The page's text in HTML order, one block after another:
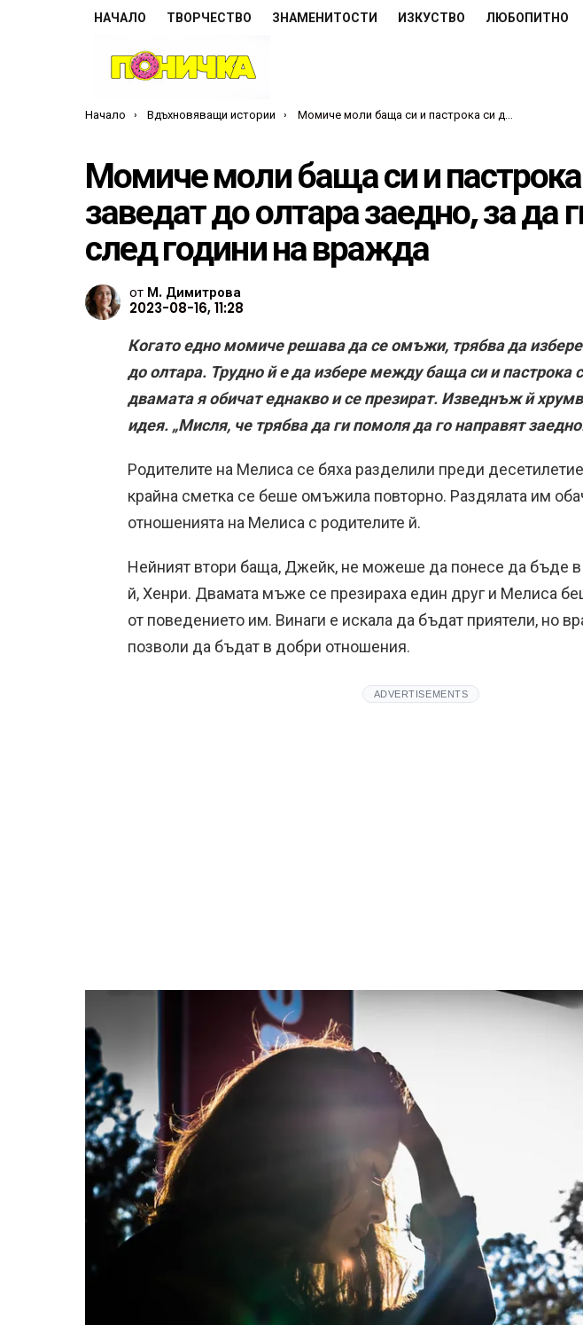
НАЧАЛО ТВОРЧЕСТВО ЗНАМЕНИТОСТИ ИЗКУСТВО ЛЮБОПИТНО
Ти си тук:
Начало Вдъхновяващи истории Момиче моли баща си и пастрока си да я заведат до олтара заедно, за да ги помири след години на вражда
Момиче моли баща си и пастрока
заведат до олтара заедно, за да
след години на вражда
от М. Димитрова
2023-08-16, 11:28
Когато едно момиче решава да се омъжи, трябва да избере
до олтара. Трудно й е да избере между баща си и пастрока
двамата я обичат еднакво и се презират. Изведнъж й
идея. „Мисля, че трябва да ги помоля да го направят
Родителите на Мелиса се бяха разделили преди
крайна сметка се беше омъжила повторно. Раздялата им
отношенията на Мелиса с родителите й.
Нейният втори баща, Джейк, не можеше да понесе да бъде в
й, Хенри. Двамата мъже се презираха един друг и Мелиса
от поведението им. Винаги е искала да бъдат приятели, но
позволи да бъдат в добри отношения.
ADVERTISEMENTS